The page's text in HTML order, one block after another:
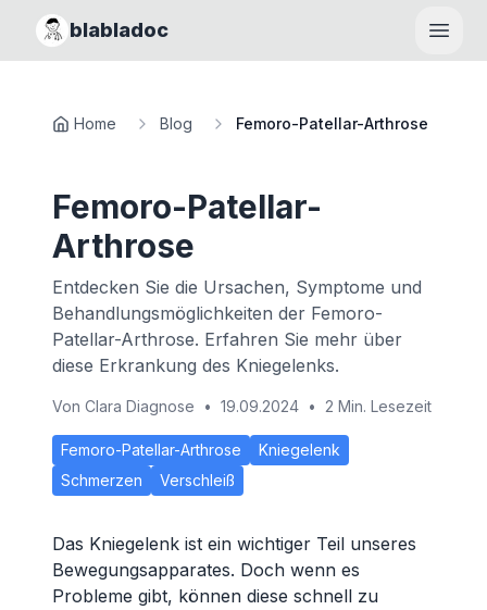
blabladoc
Home Blog Femoro-Patellar-Arthrose
Femoro-Patellar-
Arthrose
Entdecken Sie die Ursachen, Symptome und
Behandlungsmöglichkeiten der Femoro-
Patellar-Arthrose. Erfahren Sie mehr über
diese Erkrankung des Kniegelenks.
Von Clara Diagnose • 19.09.2024 • 2 Min. Lesezeit
Femoro-Patellar-Arthrose
Kniegelenk
Schmerzen
Verschleiß
Das Kniegelenk ist ein wichtiger Teil unseres
Bewegungsapparates. Doch wenn es
Probleme gibt, können diese schnell zu